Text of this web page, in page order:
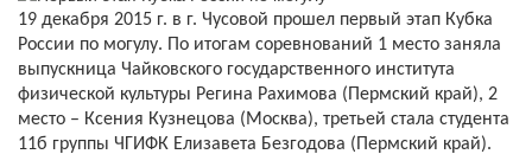
19 декабря 2015 г. в г. Чусовой прошел первый этап Кубка
России по могулу. По итогам соревнований 1 место заняла
выпускница Чайковского государственного института
физической культуры Регина Рахимова (Пермский край), 2
место – Ксения Кузнецова (Москва), третьей стала студента
11б группы ЧГИФК Елизавета Безгодова (Пермский край).